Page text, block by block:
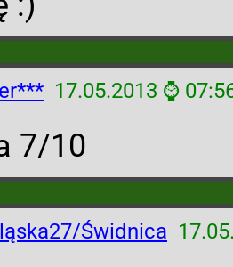
17.05.2013 ⌚
7/10
Świdnica